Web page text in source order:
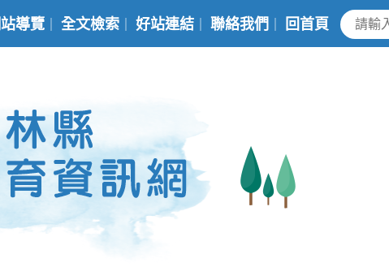
導覽 全文檢索 好站連結 聯絡我們 回首頁